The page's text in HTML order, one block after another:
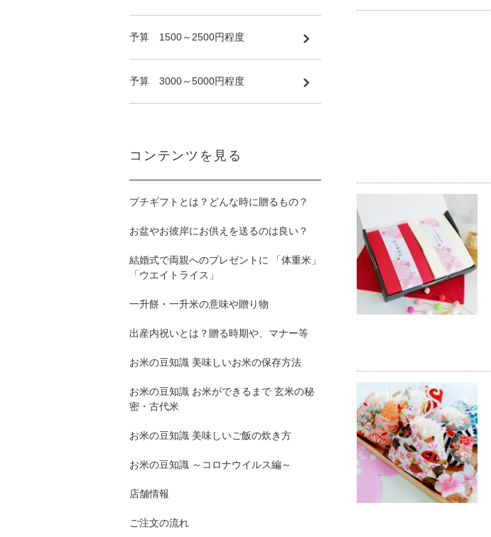
予算 1500～2500円程度
予算 3000～5000円程度
コンテンツを見る
プチギフトとは？どんな時に贈るもの？
お盆やお彼岸にお供えを送るのは良い？
結婚式で両親へのプレゼントに 「体重米」
「ウエイトライス」
一升餅・一升米の意味や贈り物
出産内祝いとは？贈る時期や、マナー等
お米の豆知識 美味しいお米の保存方法
お米の豆知識 お米ができるまで 玄米の秘
密・古代米
お米の豆知識 美味しいご飯の炊き方
お米の豆知識 ～コロナウイルス編～
店舗情報
ご注文の流れ